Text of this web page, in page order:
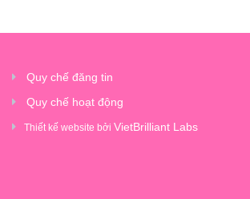
Quy chế đăng tin
Quy chế hoạt động
Thiết kế website bởi VietBrilliant Labs